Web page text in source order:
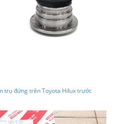
trụ đứng trên Toyota Hilux trước